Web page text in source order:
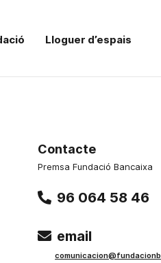
Lloguer d’espais
Contacte
Premsa Fundació Bancaixa
96 064 58 46
email